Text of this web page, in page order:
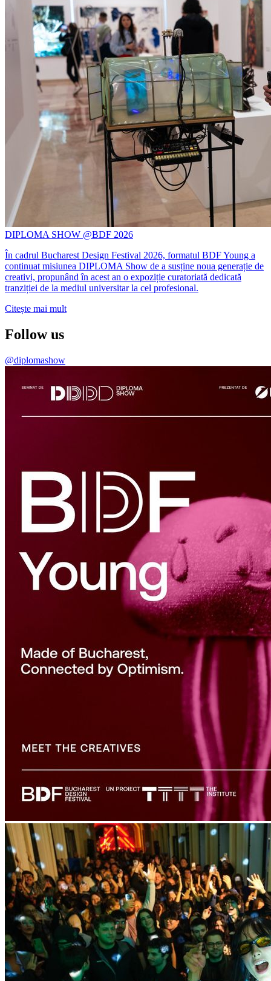
DIPLOMA SHOW @BDF 2026
În cadrul Bucharest Design Festival 2026, formatul BDF Young a
continuat misiunea DIPLOMA Show de a susține noua generație de
creativi, propunând în acest an o expoziție curatoriată dedicată
tranziției de la mediul universitar la cel profesional.
Citește mai mult
Follow us
@diplomashow